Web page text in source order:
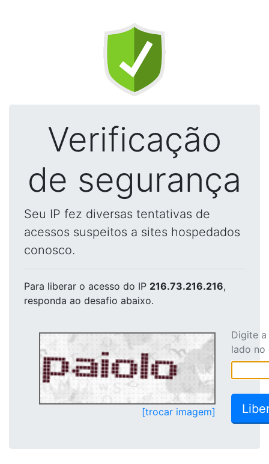
Verificação
de segurança
Seu IP fez diversas tentativas de
acessos suspeitos a sites hospedados
conosco.
Para liberar o acesso do IP 216.73.216.216,
responda ao desafio abaixo.
[trocar imagem]
Digite
lado no